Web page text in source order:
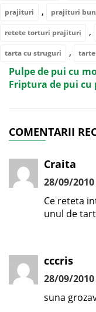
prajituri , prajituri
retete torturi prajituri ,
tarta cu struguri , tarte
Pulpe de pui cu
Friptura de pui cu
COMENTARII
Craita
28/09/
Ce reteta
unul de
cccris
28/09/
suna